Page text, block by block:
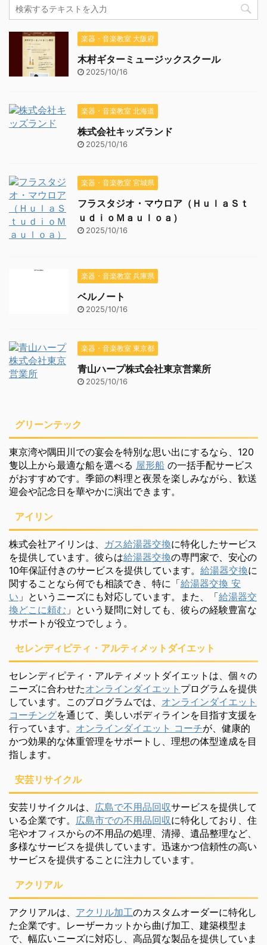
楽器・音楽教室 大阪府
木村ギターミュージックスクール
2025/10/16
楽器・音楽教室 北海道
株式会社キッズランド
2025/10/16
楽器・音楽教室 宮城県
フラスタジオ・マウロア（ＨｕｌａＳｔ
ｕｄｉｏＭａｕｌｏａ）
2025/10/16
楽器・音楽教室 兵庫県
ベルノート
2025/10/16
楽器・音楽教室 東京都
青山ハープ株式会社東京営業所
2025/10/16
グリーンテック
東京湾や隅田川での宴会を特別な思い出にするなら、120
隻以上から最適な船を選べる 屋形船 の一括手配サービス
がおすすめです。季節の料理と夜景を楽しみながら、歓送
迎会や記念日を華やかに演出できます。
アイリン
株式会社アイリンは、 ガス給湯器交換に特化したサービス
を提供しています。彼らは給湯器交換の専門家で、安心の
10年保証付きのサービスを提供しています。 給湯器交換に
関することなら何でも相談でき、特に「給湯器交換 安
い 」というニーズにも対応しています。また、「給湯器交
換どこに頼む 」という疑問に対しても、彼らの経験豊富な
サポートが役立つでしょう。
セレンディピティ・アルティメットダイエット
セレンディピティ・アルティメットダイエットは、個々の
ニーズに合わせたオンラインダイエット プログラムを提供
しています。このプログラムでは、 オンラインダイエット
コーチングを通じて、美しいボディラインを目指す支援を
行っています。 オンラインダイエット コーチが、健康的
かつ効果的な体重管理をサポートし、理想の体型達成を目
指します。
安芸リサイクル
安芸リサイクルは、 広島で不用品回収サービスを提供して
いる企業です。 広島市での不用品回収に特化しており、住
宅やオフィスからの不用品の処理、清掃、遺品整理など、
多様なサービスを提供しています。迅速かつ信頼性の高い
サービスを提供することに注力しています。
アクリアル
アクリアルは、 アクリル加工のカスタムオーダーに特化し
た企業です。レーザーカットから曲げ加工、建築模型ま
で、幅広いニーズに対応し、高品質な製品を提供していま